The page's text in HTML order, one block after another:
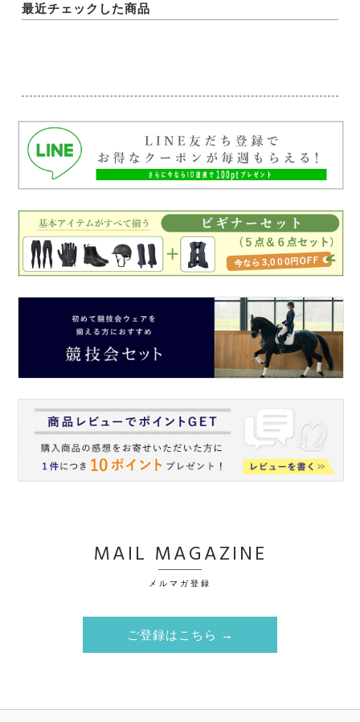
最近チェックした商品
MAIL MAGAZINE
メルマガ登録
ご登録はこちら →